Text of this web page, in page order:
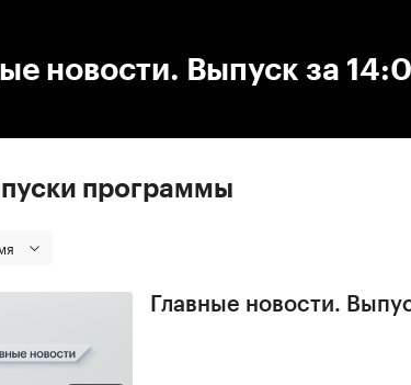
новости. Выпуск за
программы
Главные новости.